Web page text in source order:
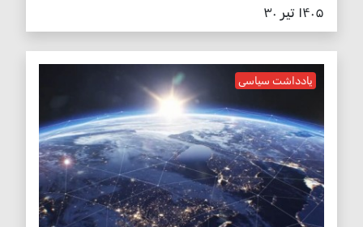
۱۴۰۵ تیر ۳۰
یادداشت سیاسی